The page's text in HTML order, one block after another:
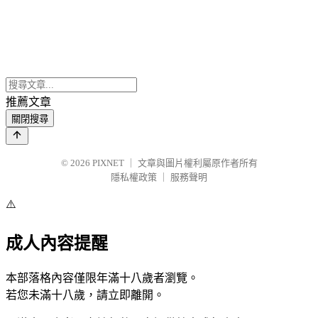
推薦文章
關閉搜尋
© 2026 PIXNET
文章與圖片權利屬原作者所有
隱私權政策
服務聲明
⚠️
成人內容提醒
本部落格內容僅限年滿十八歲者瀏覽。
若您未滿十八歲，請立即離開。